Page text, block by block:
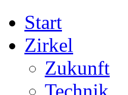
Start
Zirkel
Zukunft